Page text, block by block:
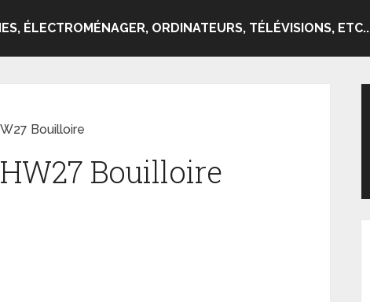
ÉLECTROMÉNAGER, ORDINATEURS, TÉLÉVISIONS, ETC..
Bouilloire
Bouilloire